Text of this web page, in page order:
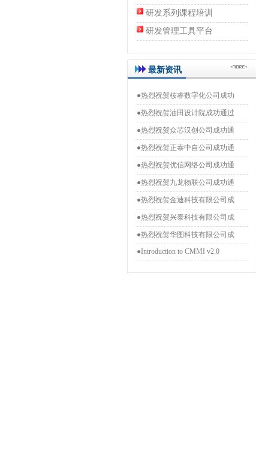
研发系列课程培训
研发管理工具平台
最新资讯
●热烈祝贺桉睿数字化公司成功
●热烈祝贺油田设计院成功通过
●热烈祝贺众芯汉创公司成功通
●热烈祝贺正泰中自公司成功通
●热烈祝贺优信网络公司成功通
●热烈祝贺九龙物联公司成功通
●热烈祝贺金迪科技有限公司成
●热烈祝贺兴泰科技有限公司成
●热烈祝贺华图科技有限公司成
●Introduction to CMMI v2.0